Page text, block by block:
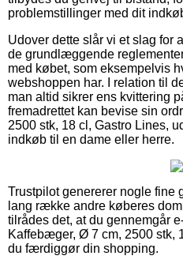
problemstillinger med dit
Udover dette slår vi et slag for
de grundlæggende
med købet, som eksempelvis
webshoppen har. I relation til
man altid sikrer ens kvittering
fremadrettet kan bevise sin
2500 stk, 18 cl, Gastro Lines,
indkøb til en dame eller herre.
Trustpilot genererer nogle fine
lang række andre køberes
tilrådes det, at du gennemgår
Kaffebæger, Ø 7 cm, 2500 stk,
du færdiggør din shopping.